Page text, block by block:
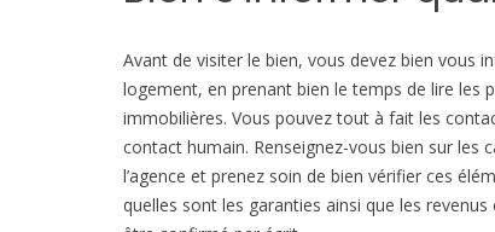
Avant de visiter le bien, vous devez bien vous
logement, en prenant bien le temps de lire les
immobilières. Vous pouvez tout à fait les
contact humain. Renseignez-vous bien sur les
l’agence et prenez soin de bien vérifier ces
quelles sont les garanties ainsi que les